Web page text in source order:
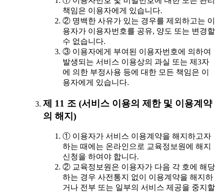
책임은 이용자에게 있습니다.
② 명백한 사유가 있는 경우를 제외하고는 이
용자가 이용자번호를 공유, 양도 또는 변경할
수 없습니다.
③ 이용자에게 부여된 이용자번호에 의하여
발생되는 서비스 이용상의 과실 또는 제3자
에 의한 부정사용 등에 대한 모든 책임은 이
용자에게 있습니다.
제 11 조 (서비스 이용의 제한 및 이용계약
의 해지)
① 이용자가 서비스 이용계약을 해지하고자
하는 때에는 온라인으로 교육정보원에 해지
신청을 하여야 합니다.
② 교육정보원은 이용자가 다음 각 호에 해당
하는 경우 사전통지 없이 이용계약을 해지하
거나 전부 또는 일부의 서비스 제공을 중지할